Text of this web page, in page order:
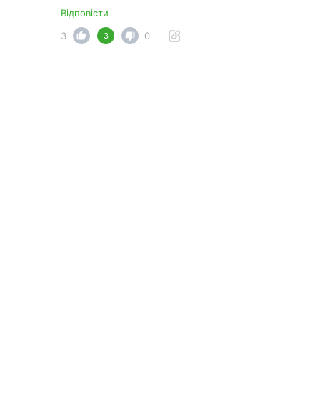
Відповісти
3
3 0